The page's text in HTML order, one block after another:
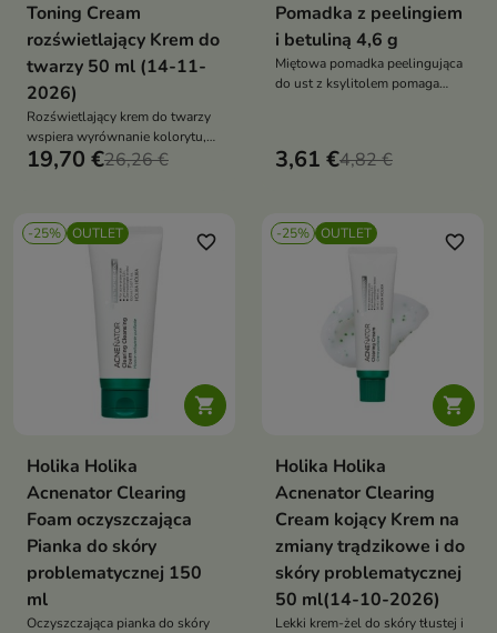
Toning Cream
rozświetlający Krem do
twarzy 50 ml (14-11-
2026)
Rozświetlający krem do twarzy
wspiera wyrównanie kolorytu,
redukcję przebarwień i
kwasem hialuronowym i
ekstraktem z grejpfruta nawilża,
wygładza i chroni przed stresem
19,70 €26,26 €
Pomadka z peelingiem
i betuliną 4,6 g
Miętowa pomadka peelingująca
do ust z ksylitolem pomaga
pozostawiając je gładkie,
3,61 €4,82 €
-25% OUTLET

favorite_border
Holika Holika
Acnenator Clearing
Foam oczyszczająca
Pianka do skóry
problematycznej 150
ml
Oczyszczająca pianka do skóry
-25% OUTLET

favorite_border
Holika Holika
Acnenator Clearing
Cream kojący Krem na
zmiany trądzikowe i do
skóry problematycznej
50 ml(14-10-2026)
Lekki krem-żel do skóry tłustej i